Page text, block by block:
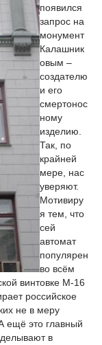
появился
запрос на
монумент
Калашник
овым –
создателю
и его
смертонос
ному
изделию.
Так, по
крайней
мере, нас
уверяют.
Мотивиру
я тем, что
сей
автомат
популярен
во всём
винтовке М-16
российское
не в меру
А ещё это главный
в